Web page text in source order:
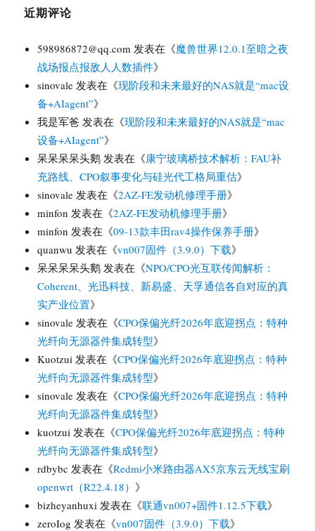
近期评论
598986872@qq.com 发表在《魔兽世界12.0.1至暗之夜
战场报点报敌人人数插件》
sinovale 发表在《现阶段和未来最好的NAS就是“mac设
备+AIagent”》
我是军爸 发表在《现阶段和未来最好的NAS就是“mac
设备+AIagent”》
呆呆呆呆头鹅 发表在《康宁玻璃桥技术解析：FAU补
充路线、CPO叙事变化与硅光代工格局重估》
sinovale 发表在《2AZ-FE发动机修理手册》
minfon 发表在《2AZ-FE发动机修理手册》
minfon 发表在《09-13款丰田rav4操作保养手册》
quanwu 发表在《vn007固件（3.9.0）下载》
呆呆呆呆头鹅 发表在《NPO/CPO光互联传闻解析：
Coherent、光迅科技、新易盛、天孚通信各自对应的真
实产业位置》
sinovale 发表在《CPO保偏光纤2026年底迎拐点：特种
光纤向无源器件集成转型》
Kuotzui 发表在《CPO保偏光纤2026年底迎拐点：特种
光纤向无源器件集成转型》
sinovale 发表在《CPO保偏光纤2026年底迎拐点：特种
光纤向无源器件集成转型》
kuotzui 发表在《CPO保偏光纤2026年底迎拐点：特种
光纤向无源器件集成转型》
rdbybc 发表在《Redmi小米路由器AX5京东云无线宝刷
openwrt（R22.4.18） 》
bizheyanhuxi 发表在《联通vn007+固件1.12.5下载》
zeroIog 发表在《vn007固件（3.9.0）下载》